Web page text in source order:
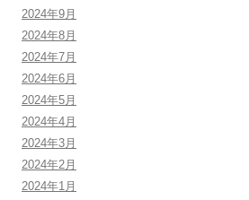
2024年9月
2024年8月
2024年7月
2024年6月
2024年5月
2024年4月
2024年3月
2024年2月
2024年1月